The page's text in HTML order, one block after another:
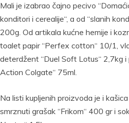
Mali je izabrao čajno pecivo
konditori i cerealije“, a od “slanih
200g. Od artikala kućne hemije i
toalet papir “Perfex cotton“ 10/1,
deterdžent “Duel Soft Lotus“ 2,7kg i
Action Colgate“ 75ml.
Na listi kupljenih proizvoda je i
smrznuti grašak “Frikom“ 400 gr i